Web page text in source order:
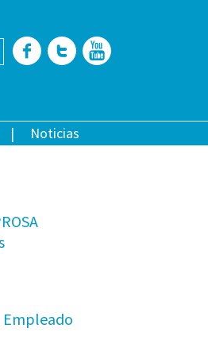
Facebook
Twitter
Noticias